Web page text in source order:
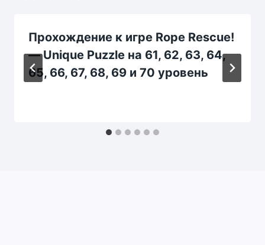
Прохождение к игре Rope Rescue!
— Unique Puzzle на 61, 62, 63, 64,
65, 66, 67, 68, 69 и 70 уровень